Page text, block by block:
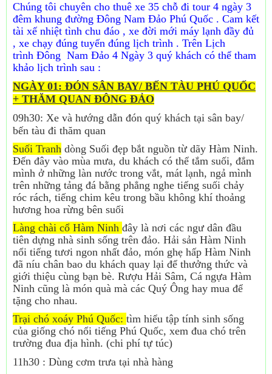
Chúng tôi chuyên cho thuê xe 35 chỗ đi tour 4 ngày 3
đêm khung đường Đông Nam Đảo Phú Quốc . Cam kết
tài xế nhiệt tình chu đáo , xe đời mới máy lạnh đầy đủ
, xe chạy đúng tuyến đúng lịch trình . Trên Lịch
trình Đông Nam Đảo 4 Ngày 3 quý khách có thể tham
khảo lịch trình sau :
NGÀY 01: ĐÓN SÂN BAY/ BẾN TÀU PHÚ QUỐC
+ THĂM QUAN ĐÔNG ĐẢO
09h30: Xe và hướng dẫn đón quý khách tại sân bay/
bến tàu đi thăm quan
Suối Tranh dòng Suối đẹp bắt nguồn từ dãy Hàm Ninh.
Đến đây vào mùa mưa, du khách có thể tắm suối, đắm
mình ở những làn nước trong vắt, mát lạnh, ngả mình
trên những tảng đá bằng phẳng nghe tiếng suối chảy
róc rách, tiếng chim kêu trong bầu không khí thoảng
hương hoa rừng bên suối
Làng chài cổ Hàm Ninh đây là nơi các ngư dân đầu
tiên dựng nhà sinh sống trên đảo. Hải sản Hàm Ninh
nổi tiếng tươi ngon nhất đảo, món ghẹ hấp Hàm Ninh
đã níu chân bao du khách quay lại để thưởng thức và
giới thiệu cùng bạn bè. Rượu Hải Sâm, Cá ngựa Hàm
Ninh cũng là món quà mà các Quý Ông hay mua để
tặng cho nhau.
Trại chó xoáy Phú Quốc: tìm hiểu tập tính sinh sống
của giống chó nổi tiếng Phú Quốc, xem đua chó trên
trường đua địa hình. (chi phí tự túc)
11h30 : Dùng cơm trưa tại nhà hàng